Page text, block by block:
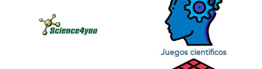
Juegos cientificos